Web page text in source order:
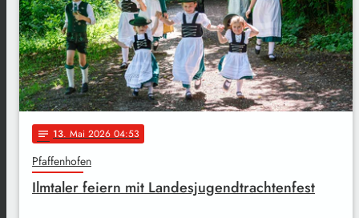
notes 13. Mai 2026 04:53
Pfaffenhofen
Ilmtaler feiern mit Landesjugendtrachtenfest